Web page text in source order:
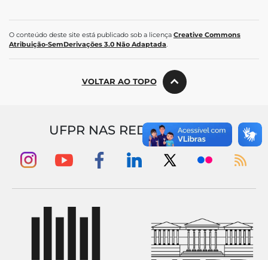
O conteúdo deste site está publicado sob a licença Creative Commons
Atribuição-SemDerivações 3.0 Não Adaptada.
VOLTAR AO TOPO
UFPR NAS REDES SOCIAIS